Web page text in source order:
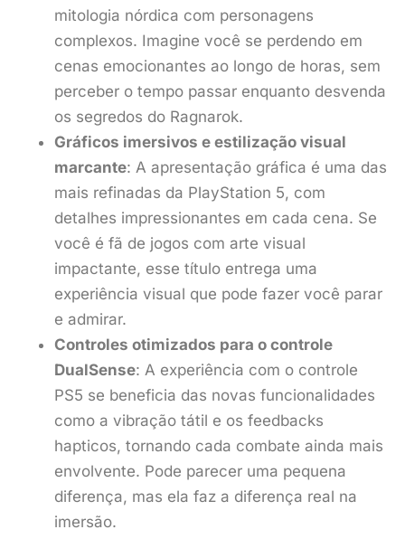
mitologia nórdica com personagens
complexos. Imagine você se perdendo em
cenas emocionantes ao longo de horas, sem
perceber o tempo passar enquanto desvenda
os segredos do Ragnarok.
Gráficos imersivos e estilização visual
marcante: A apresentação gráfica é uma das
mais refinadas da PlayStation 5, com
detalhes impressionantes em cada cena. Se
você é fã de jogos com arte visual
impactante, esse título entrega uma
experiência visual que pode fazer você parar
e admirar.
Controles otimizados para o controle
DualSense: A experiência com o controle
PS5 se beneficia das novas funcionalidades
como a vibração tátil e os feedbacks
hapticos, tornando cada combate ainda mais
envolvente. Pode parecer uma pequena
diferença, mas ela faz a diferença real na
imersão.